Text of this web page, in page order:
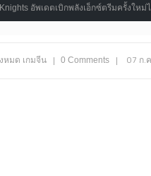
ลังเอ็กซ์ตรีมครั้งใหม่ไฉไลกว่าเดิม
หมด เกมจีน | 0 Comments | 07 ก.